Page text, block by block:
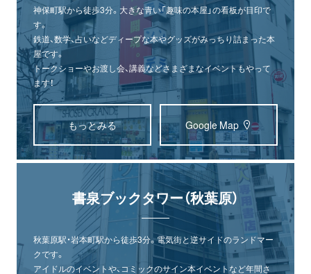
神保町駅から徒歩3分。大きな青い「趣味の本屋」の看板が目印で
す。
鉄道、数学、占いなどディープな本やグッズがみっちり詰まった本
屋です。
トークショーやお渡し会、講義などさまざまなイベントもやって
ます！
もっとみる Google Map
書泉ブックタワー（秋葉原）
秋葉原駅・岩本町駅から徒歩3分。電気街と逆サイドのランドマー
クです。
アイドルのイベントや、コミックのサイン本イベントなど年間さ